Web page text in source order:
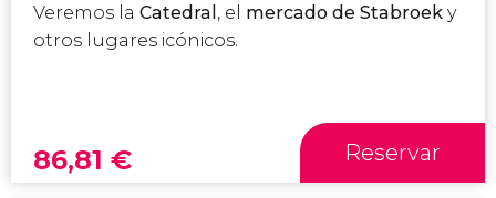
Veremos la Catedral , el mercado de Stabroek y
otros lugares icónicos.
86,81 € Reservar